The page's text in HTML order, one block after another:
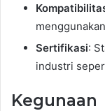
Sertifikasi:
industri
Kegunaan